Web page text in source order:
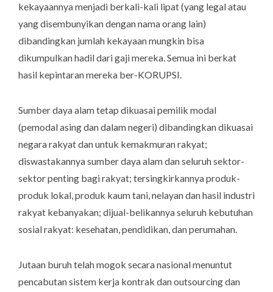
kekayaannya menjadi berkali-kali lipat (yang legal atau
yang disembunyikan dengan nama orang lain)
dibandingkan jumlah kekayaan mungkin bisa
dikumpulkan hadil dari gaji mereka. Semua ini berkat
hasil kepintaran mereka ber-KORUPSI.
Sumber daya alam tetap dikuasai pemilik modal
(pemodal asing dan dalam negeri) dibandingkan dikuasai
negara rakyat dan untuk kemakmuran rakyat;
diswastakannya sumber daya alam dan seluruh sektor-
sektor penting bagi rakyat; tersingkirkannya produk-
produk lokal, produk kaum tani, nelayan dan hasil industri
rakyat kebanyakan; dijual-belikannya seluruh kebutuhan
sosial rakyat: kesehatan, pendidikan, dan perumahan.
Jutaan buruh telah mogok secara nasional menuntut
pencabutan sistem kerja kontrak dan outsourcing dan